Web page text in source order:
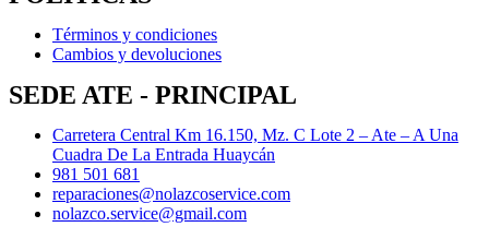
Términos y condiciones
Cambios y devoluciones
SEDE ATE - PRINCIPAL
Carretera Central Km 16.150, Mz. C Lote 2 – Ate – A Una
Cuadra De La Entrada Huaycán
981 501 681
reparaciones@nolazcoservice.com
nolazco.service@gmail.com